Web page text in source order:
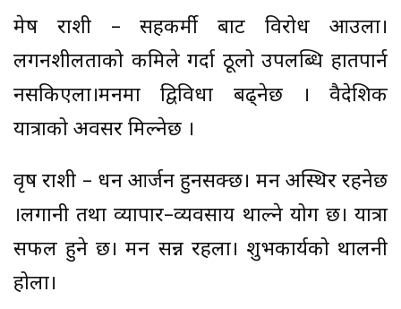
मेष राशी – सहकर्मी बाट विरोध आउला।
लगनशीलताको कमिले गर्दा ठूलो उपलब्धि हातपार्न
नसकिएला।मनमा द्विविधा बढ्नेछ । वैदेशिक
यात्राको अवसर मिल्नेछ ।
वृष राशी – धन आर्जन हुनसक्छ। मन अस्थिर रहनेछ
।लगानी तथा व्यापार–व्यवसाय थाल्ने योग छ। यात्रा
सफल हुने छ। मन प्रसन्न रहला। शुभकार्यको थालनी
होला।